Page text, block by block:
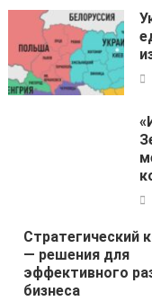
Стратегический
— решения для
эффективного
бизнеса